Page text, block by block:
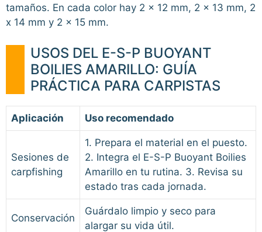
tamaños. En cada color hay 2 x 12 mm, 2 x 13 mm, 2
x 14 mm y 2 x 15 mm.
USOS DEL E-S-P BUOYANT
BOILIES AMARILLO: GUÍA
PRÁCTICA PARA CARPISTAS
Aplicación Uso recomendado
Sesiones de
carpfishing
1. Prepara el material en el puesto.
2. Integra el E-S-P Buoyant Boilies
Amarillo en tu rutina. 3. Revisa su
estado tras cada jornada.
Conservación
Guárdalo limpio y seco para
alargar su vida útil.